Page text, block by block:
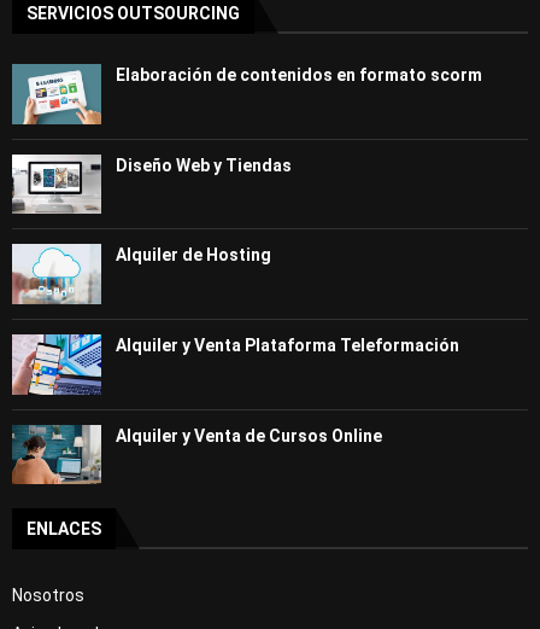
SERVICIOS OUTSOURCING
Elaboración de contenidos en formato scorm
Diseño Web y Tiendas
Alquiler de Hosting
Alquiler y Venta Plataforma Teleformación
Alquiler y Venta de Cursos Online
ENLACES
Nosotros